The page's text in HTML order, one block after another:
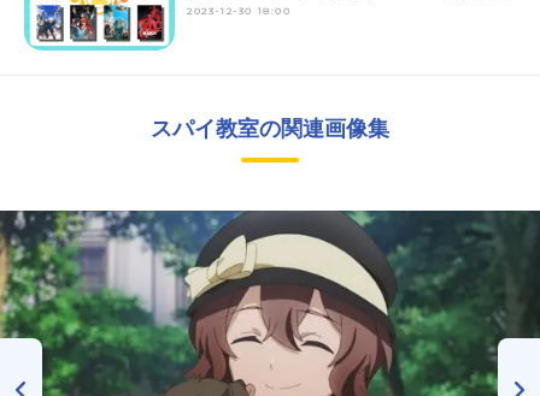
2023-12-30 18:00
スパイ教室の関連画像集